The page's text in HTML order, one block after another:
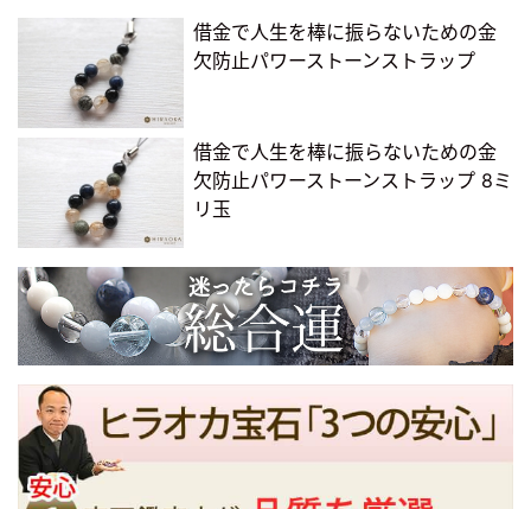
借金で人生を棒に振らないための金
欠防止パワーストーンストラップ
借金で人生を棒に振らないための金
欠防止パワーストーンストラップ 8ミ
リ玉